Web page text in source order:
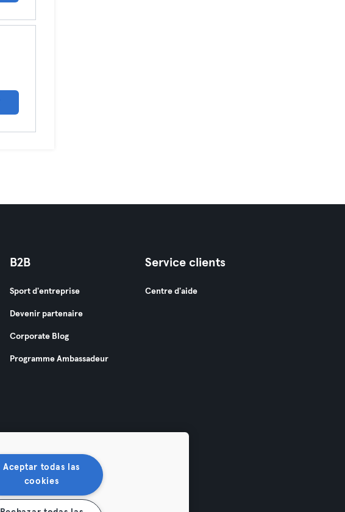
B2B
Sport d'entreprise
Devenir partenaire
Corporate Blog
Programme Ambassadeur
Service clients
Centre d'aide
Aceptar todas las
cookies